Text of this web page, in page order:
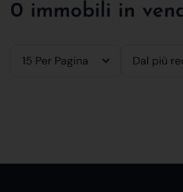
0 immobili in
15 Per Pagina Dal più